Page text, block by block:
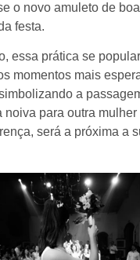
o novo amuleto de
festa.
essa prática se
momentos mais
a
noiva para outra mulher
será a próxima a